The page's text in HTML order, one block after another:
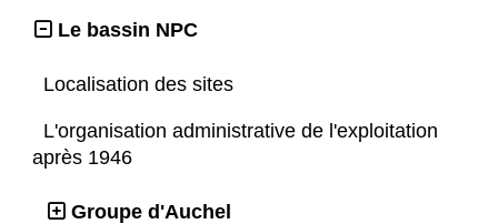
Le bassin NPC
Localisation des sites
L'organisation administrative de l'exploitation
après 1946
Groupe d'Auchel